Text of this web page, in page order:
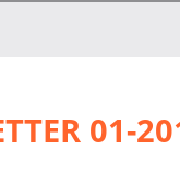
01-